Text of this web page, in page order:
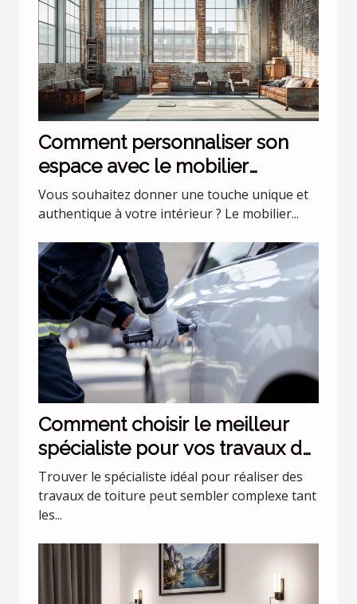
Comment personnaliser son
espace avec le mobilier
industriel ?
Vous souhaitez donner une touche unique et
authentique à votre intérieur ? Le mobilier...
Comment choisir le meilleur
spécialiste pour vos travaux de
toiture ?
Trouver le spécialiste idéal pour réaliser des
travaux de toiture peut sembler complexe tant
les...